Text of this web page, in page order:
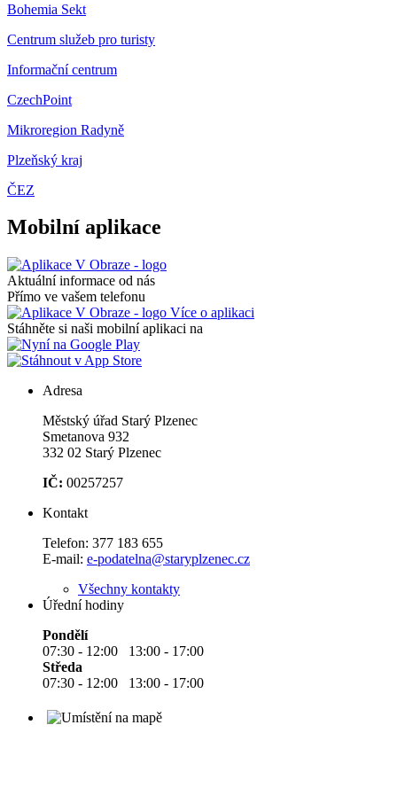
Bohemia Sekt
Centrum služeb pro turisty
Informační centrum
CzechPoint
Mikroregion Radyně
Plzeňský kraj
ČEZ
Mobilní aplikace
Aktuální informace od nás
Přímo ve vašem telefonu
Více o aplikaci
Stáhněte si naši mobilní aplikaci na
Adresa
Městský úřad Starý Plzenec
Smetanova 932
332 02 Starý Plzenec
IČ: 00257257
Kontakt
Telefon: 377 183 655
E-mail: e-podatelna@staryplzenec.cz
Všechny kontakty
Úřední hodiny
Pondělí
07:30 - 12:00 13:00 - 17:00
Středa
07:30 - 12:00 13:00 - 17:00